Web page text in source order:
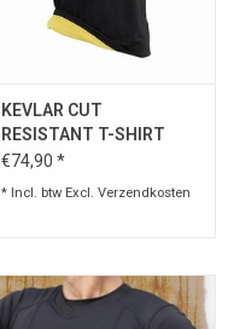
KEVLAR CUT
RESISTANT T-SHIRT
cod. OPT-TK35 01
€74,90 *
* Incl. btw Excl. Verzendkosten